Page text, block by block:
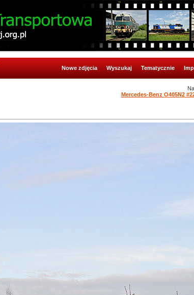
Nowe zdjęcia Wyszukaj Tematycznie
Mercedes-Benz O405N2